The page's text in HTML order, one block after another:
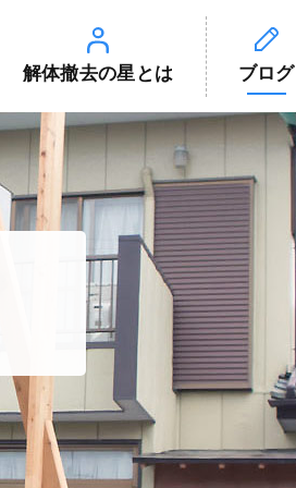
解体撤去の星とは ブログ